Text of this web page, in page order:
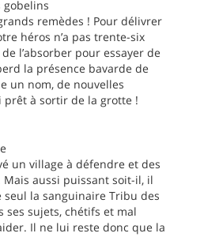
gobelins
remèdes ! Pour délivrer
héros n’a pas trente-six
l’absorber pour essayer de
la présence bavarde de
un nom, de nouvelles
prêt à sortir de la grotte !
un village à défendre et des
aussi puissant soit-il, il
la sanguinaire Tribu des
ses sujets, chétifs et mal
Il ne lui reste donc que la